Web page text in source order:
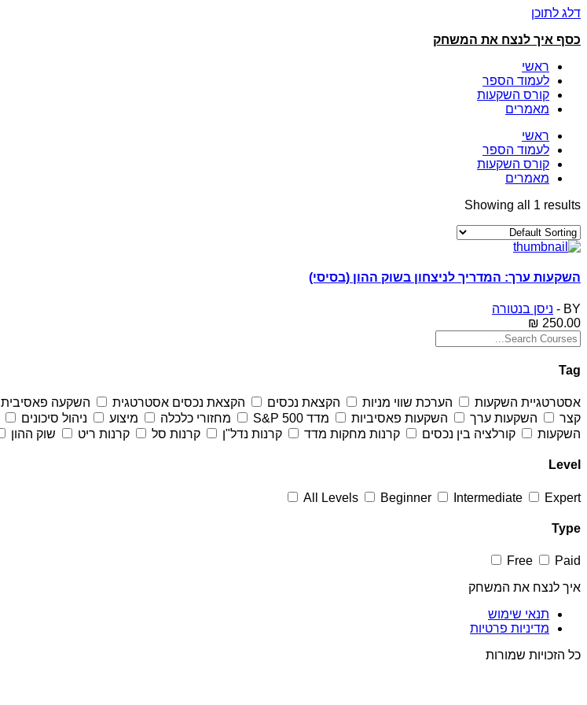
דלג לתוכן
כסף איך לנצח את המשחק
ראשי
לעמוד הספר
קורס השקעות
מאמרים
ראשי
לעמוד הספר
קורס השקעות
מאמרים
Showing all 1 results
השקעות ערך: המדריך לניצחון בשוק ההון (בסיסי)
BY -
ניסן בנטורה
250.00
₪
Tag
אסטרטגיית השקעות הערכת שווי מניות הקצאת נכסים הקצאת נכסים אסטרטגית השקעה פאסיבית
קצר
השקעות ערך השקעות פאסיביות מדד S&P 500 מחזורי כלכלה מיצוע ניהול סיכונים
השקעות
קורלציה בין נכסים קרנות מחקות מדד קרנות נדל"ן קרנות סל קרנות ריט שוק ההון
Level
All Levels Beginner Intermediate Expert
Type
Free
Paid
איך לנצח את המשחק
תנאי שימוש
מדיניות פרטיות
כל הזכויות שמורות